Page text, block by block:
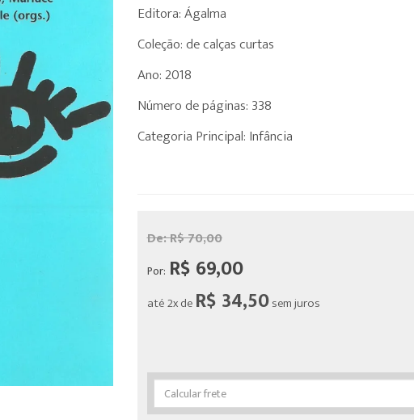
Editora: Ágalma
Coleção: de calças curtas
Ano: 2018
Número de páginas: 338
Categoria Principal: Infância
De:R$ 70,00
Por: R$ 69,00
até 2x de R$ 34,50sem juros
Calcular
frete